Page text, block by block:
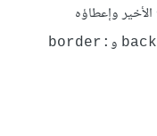
الأخير وإعطاؤه
و border: